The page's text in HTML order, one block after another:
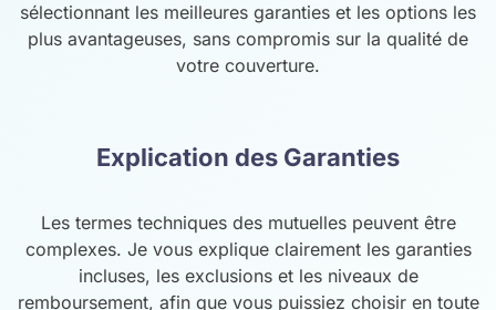
sélectionnant les meilleures garanties et les options les
plus avantageuses, sans compromis sur la qualité de
votre couverture.
Explication des Garanties
Les termes techniques des mutuelles peuvent être
complexes. Je vous explique clairement les garanties
incluses, les exclusions et les niveaux de
remboursement, afin que vous puissiez choisir en toute